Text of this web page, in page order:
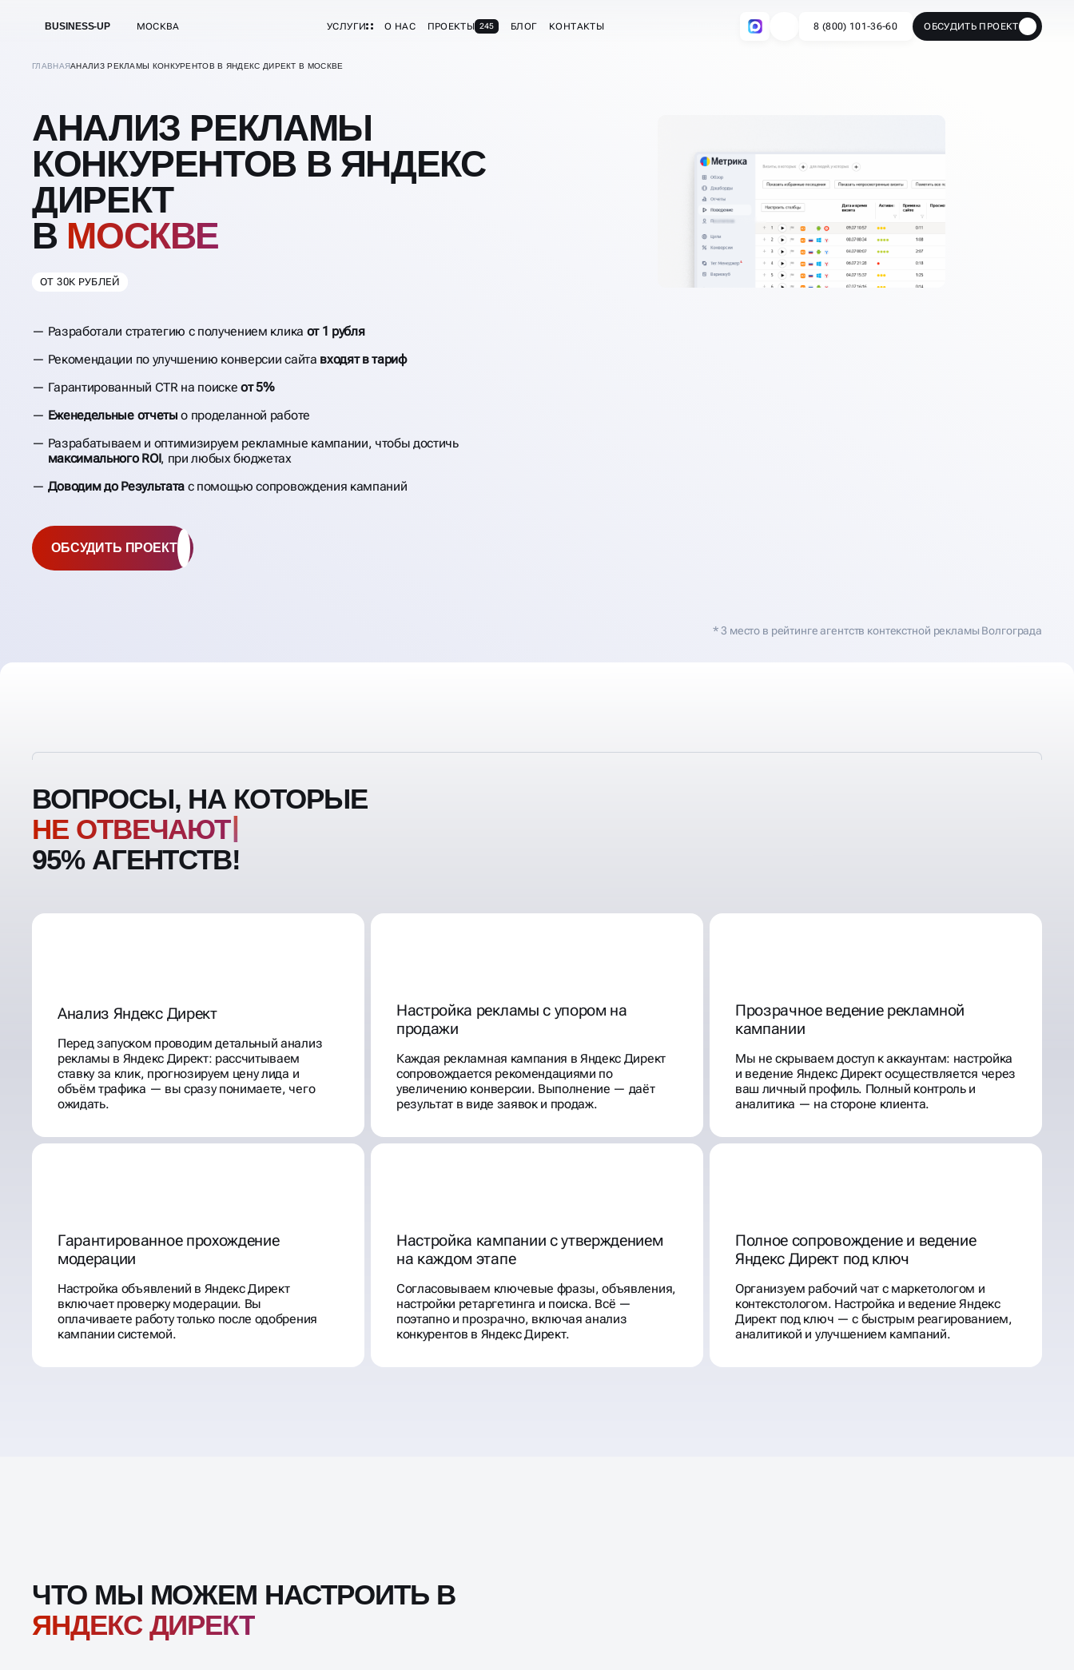
BUSINESS-UP МОСКВА УСЛУГИ О НАС ПРОЕКТЫ 245 БЛОГ КОНТАКТЫ 8 (800) 101-36-60 ОБСУДИТЬ ПРОЕКТ
ГЛАВНАЯАНАЛИЗ РЕКЛАМЫ КОНКУРЕНТОВ В ЯНДЕКС ДИРЕКТ В МОСКВЕ
АНАЛИЗ РЕКЛАМЫ
КОНКУРЕНТОВ В ЯНДЕКС
ДИРЕКТ
В МОСКВЕ
ОТ 30К РУБЛЕЙ
Разработали стратегию с получением клика от 1 рубля
Рекомендации по улучшению конверсии сайта входят в тариф
Гарантированный CTR на поискеот 5%
Еженедельные отчеты о проделанной работе
Разрабатываем и оптимизируем рекламные кампании, чтобы достичь
максимального ROI, при любых бюджетах
Доводим до Результатас помощью сопровождения кампаний
ОБСУДИТЬ ПРОЕКТ
* 3 место в рейтинге агентств контекстной рекламы Волгограда
ВОПРОСЫ, НА КОТОРЫЕ
НЕ
95% АГЕНТСТВ!
Анализ Яндекс Директ
Перед запуском проводим детальный анализ
рекламы в Яндекс Директ: рассчитываем
ставку за клик, прогнозируем цену лида и
объём трафика — вы сразу понимаете, чего
ожидать.
Настройка рекламы с упором на
продажи
Каждая рекламная кампания в Яндекс Директ
сопровождается рекомендациями по
увеличению конверсии. Выполнение — даёт
результат в виде заявок и продаж.
Прозрачное ведение рекламной
кампании
Мы не скрываем доступ к аккаунтам: настройка
и ведение Яндекс Директ осуществляется через
ваш личный профиль. Полный контроль и
аналитика — на стороне клиента.
Гарантированное прохождение
модерации
Настройка объявлений в Яндекс Директ
включает проверку модерации. Вы
оплачиваете работу только после одобрения
кампании системой.
Настройка кампании с утверждением
на каждом этапе
Согласовываем ключевые фразы, объявления,
настройки ретаргетинга и поиска. Всё —
поэтапно и прозрачно, включая анализ
конкурентов в Яндекс Директ.
Полное сопровождение и ведение
Яндекс Директ под ключ
Организуем рабочий чат с маркетологом и
контекстологом. Настройка и ведение Яндекс
Директ под ключ — с быстрым реагированием,
аналитикой и улучшением кампаний.
ЧТО МЫ МОЖЕМ НАСТРОИТЬ В
ЯНДЕКС ДИРЕКТ